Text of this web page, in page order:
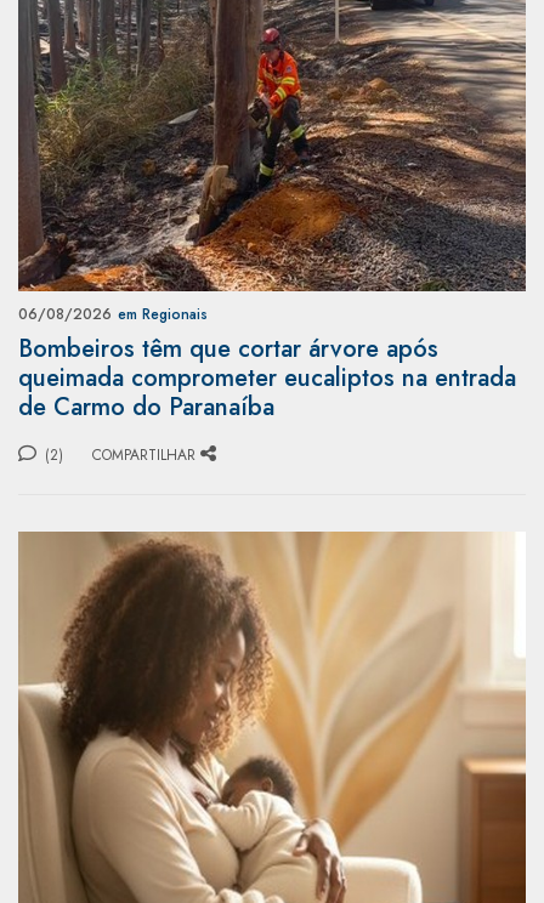
06/08/2026 em Regionais
Bombeiros têm que cortar árvore após
queimada comprometer eucaliptos na entrada
de Carmo do Paranaíba
(2) COMPARTILHAR